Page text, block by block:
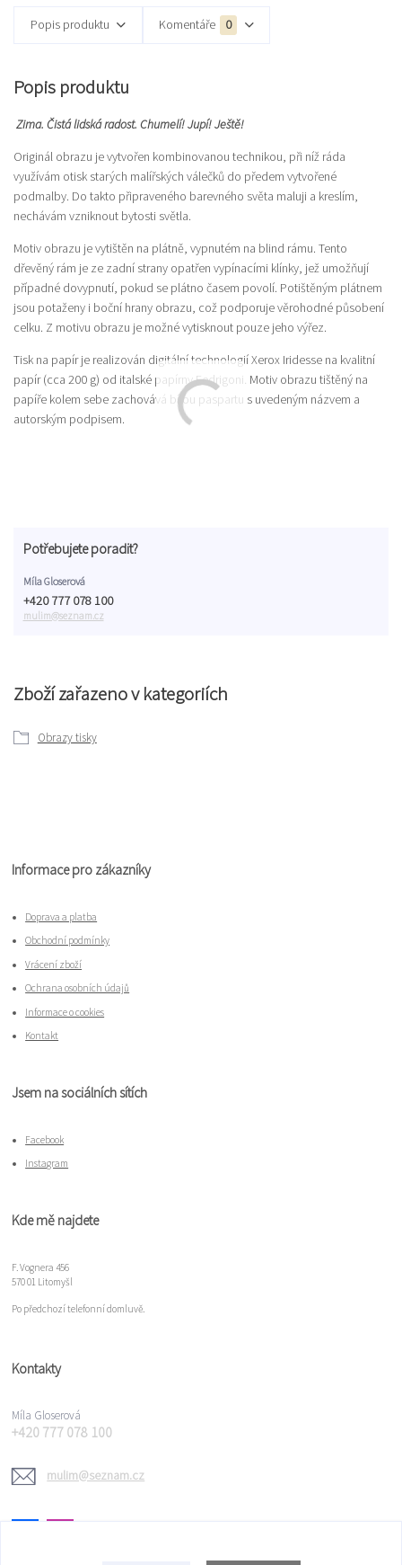
Popis produktu Komentáře 0
Popis produktu
Zima. Čistá lidská radost. Chumelí! Jupí! Ještě!
Originál obrazu je vytvořen kombinovanou technikou, při níž ráda
využívám otisk starých malířských válečků do předem vytvořené
podmalby. Do takto připraveného barevného světa maluji a kreslím,
nechávám vzniknout bytosti světla.
Motiv obrazu je vytištěn na plátně, vypnutém na blind rámu. Tento
dřevěný rám je ze zadní strany opatřen vypínacími klínky, jež umožňují
případné dovypnutí, pokud se plátno časem povolí. Potištěným plátnem
jsou potaženy i boční hrany obrazu, což podporuje věrohodné působení
celku. Z motivu obrazu je možné vytisknout pouze jeho výřez.
Tisk na papír je realizován digitální technologií Xerox Iridesse na kvalitní
papír (cca 200 g) od italské papírny Fedrigoni. Motiv obrazu tištěný na
papíře kolem sebe zachovává bílou paspartu s uvedeným názvem a
autorským podpisem.
Zboží zařazeno v kategoriích
Obrazy tisky
Potřebujete poradit?
Míla Gloserová
+420 777 078 100
mulim@seznam.cz
Informace pro zákazníky
Doprava a platba
Obchodní podmínky
Vrácení zboží
Ochrana osobních údajů
Informace o cookies
Kontakt
Jsem na sociálních sítích
Facebook
Instagram
Kde mě najdete
F. Vognera 456
570 01 Litomyšl
Po předchozí telefonní domluvě.
Kontakty
Míla Gloserová
+420 777 078 100
mulim@seznam.cz